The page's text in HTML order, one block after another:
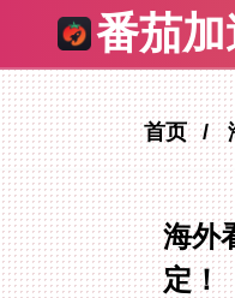
番茄
首页
海外
定！